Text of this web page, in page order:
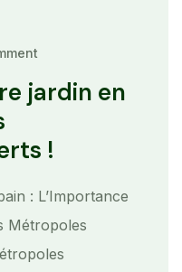
jardin en
!
: L’Importance
Métropoles